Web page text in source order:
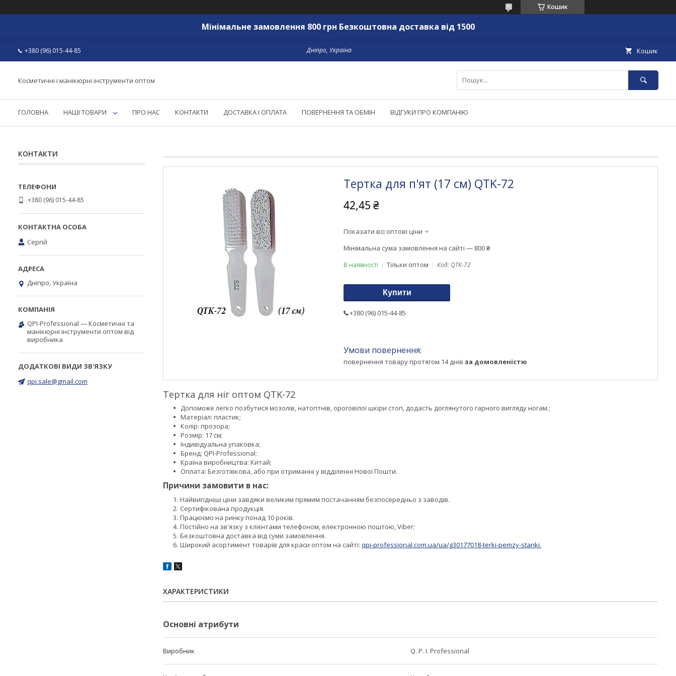
Кошик
Мінімальне замовлення 800 грн Безкоштовна доставка від 1500
+380 (96) 015-44-85 Дніпро, Україна Кошик
Косметичні і манікюрні інструменти оптом
ГОЛОВНА НАШІ ТОВАРИ ПРО НАС КОНТАКТИ ДОСТАВКА І ОПЛАТА ПОВЕРНЕННЯ ТА ОБМІН ВІДГУКИ ПРО КОМПАНІЮ
Тертка для п'ят (17 см) QTK-72
42,45 ₴
Показати всі оптові ціни
Мінімальна сума замовлення на сайті — 800 ₴
В наявності Тільки оптом Код: QTK-72
Купити
+380 (96) 015-44-85
повернення товару протягом 14 днів за домовленістю
Тертка для ніг оптом QTK-72
Допоможе легко позбутися мозолів, натоптнів, ороговілої шкіри стоп, додасть доглянутого гарного вигляду ногам.;
Матеріал: пластик;
Колір: прозора;
Розмір: 17 см;
Індивідуальна упаковка;
Бренд: QPI-Professional;
Країна виробництва: Китай;
Оплата: Безготівкова, або при отриманні у відділенні Нової Пошти.
Причини замовити в нас:
Найвигідніші ціни завдяки великим прямим постачанням безпосередньо з заводів.
Сертифікована продукція.
Працюємо на ринку понад 10 років.
Постійно на зв'язку з клієнтами телефоном, електронною поштою, Viber;
Безкоштовна доставка від суми замовлення.
Широкий асортимент товарів для краси оптом на сайті: qpi-professional.com.ua/ua/g30177018-terki-pemzy-stanki.
ХАРАКТЕРИСТИКИ
Основні атрибути
Виробник Q. P. I. Professional
КОНТАКТИ
+380 (96) 015-44-85
Сергій
Дніпро, Україна
QPI-Professional — Косметичні та
манікюрні інструменти оптом від
виробника
qpi.sale@gmail.com